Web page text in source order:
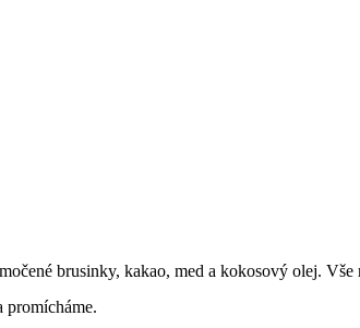
brusinky, kakao, med a kokosový olej. Vše
promícháme.